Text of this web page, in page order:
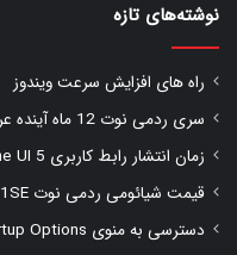
نوشته‌های تازه
راه های افزایش سرعت ویندوز
سری ردمی نوت 12 ماه آینده عرضه شود
زمان انتشار رابط کاربری One UI 5 برای گوشی‌های سامسونگ مشخص شد
قیمت شیائومی ردمی نوت 11SE تایید شد
دسترسی به منوی Advanced Startup Options ویندوز 11